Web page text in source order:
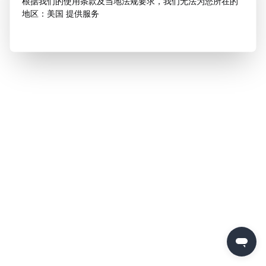
地区：美国 提供服务